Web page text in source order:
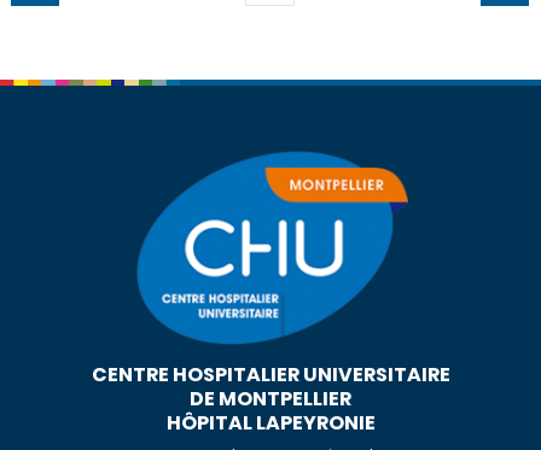
CENTRE HOSPITALIER UNIVERSITAIRE
DE MONTPELLIER
HÔPITAL LAPEYRONIE